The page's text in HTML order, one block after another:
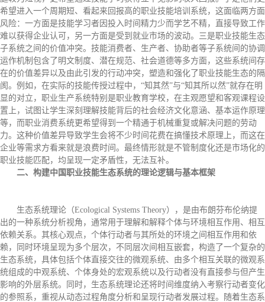
希望进入一个周期短、看起来回报高的职业技能培训系统，这面临两方面
风险：一方面是技能学习者因投入时间精力少而学艺不精，直接导致工作
难以获得企业认可，另一方面是受到就业市场的波动。三是职业技能生态
子系统之间的价值冲突。技能消费者、生产者、协助者等子系统间的协调
运作机制包含了明文制度、潜在规范、社会道德等多方面，这些系统间存
在的价值差异以及由此引发的行动冲突，塑造和强化了职业技能生态的隔
阂。例如，在实际的技能传授过程中，“知其然”与“知其所以然”就存在明
显的对立，职业生产系统特别是职业教育学校，在主观愿望和客观课程设
置上，试图让学生深刻理解技能背后的社会经济文化意涵、基本运作原理
等，而职业消费系统更希望得到一个精通于机械重复或解决问题的劳动
力。这种价值差异导致学生会将不少时间花费在搞懂技术原理上，而这在
企业等需求方看来就是浪费时间。最终情形就是不管制度化还是市场化的
职业技能匹配，均呈现一定矛盾性，无法互补。
二、构建中国职业技能生态系统的理论逻辑与基本框架
生态系统理论（Ecological Systems Theory），是由布朗芬布伦纳提
出的一种系统分析视角，通常用于理解和解释个体与环境相互作用、相互
依赖关系。其核心观点，个体行动者与其所处的环境之间相互作用和依
赖，同时环境呈现为多个层次，不同层次间相互嵌套，构造了一个复杂的
生态系统，具体包括个体直接交往的微观系统、由多个相互关联的微观系
统组成的中观系统、个体身处的宏观系统以及行动者没有直接参与但产生
影响的外层系统。同时，生态系统理论还将时间维度纳入考察行动者变化
的参照系，重视从动态过程角度分析和呈现行动者发展过程。随着生态系